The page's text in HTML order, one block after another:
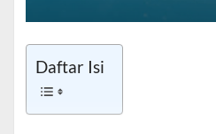
Daftar Isi